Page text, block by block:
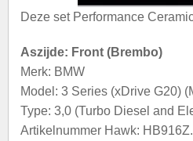
Deze set Performance
Aszijde: Front (Brembo)
Merk: BMW
Model: 3 Series (xDrive G20)
Type: 3,0 (Turbo Diesel and
Artikelnummer Hawk: